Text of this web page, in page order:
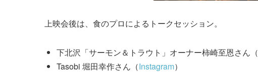
上映会後は、食のプロによるトークセッション。
下北沢「サーモン＆トラウト」オーナー柿崎至恩さん（
Tasobi 堀田幸作さん（Instagram）